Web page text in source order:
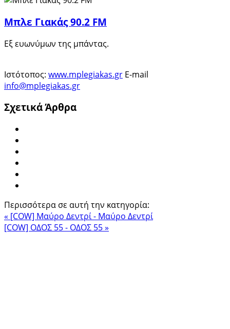
Μπλε Γιακάς 90.2 FM
Εξ ευωνύμων της μπάντας.
Ιστότοπος: www.mplegiakas.gr E-mail
info@mplegiakas.gr
Σχετικά Άρθρα
Περισσότερα σε αυτή την κατηγορία:
« [COW] Μαύρο Δεντρί - Μαύρο Δεντρί
[COW] ΟΔΟΣ 55 - ΟΔΟΣ 55 »